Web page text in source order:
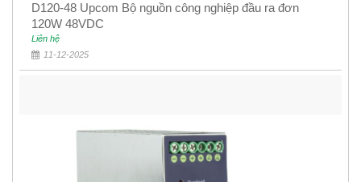
D120-48 Upcom Bộ nguồn công nghiệp đầu ra đơn
120W 48VDC
Liên hệ
11-12-2025